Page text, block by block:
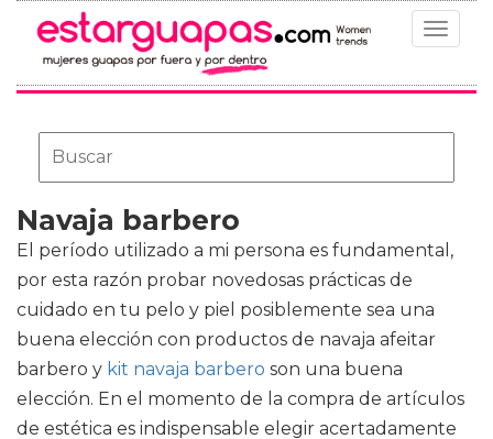
Toggle
Navaja barbero
El período utilizado a mi persona es fundamental,
por esta razón probar novedosas prácticas de
cuidado en tu pelo y piel posiblemente sea una
buena elección con productos de navaja afeitar
barbero y kit navaja barbero son una buena
elección. En el momento de la compra de artículos
de estética es indispensable elegir acertadamente